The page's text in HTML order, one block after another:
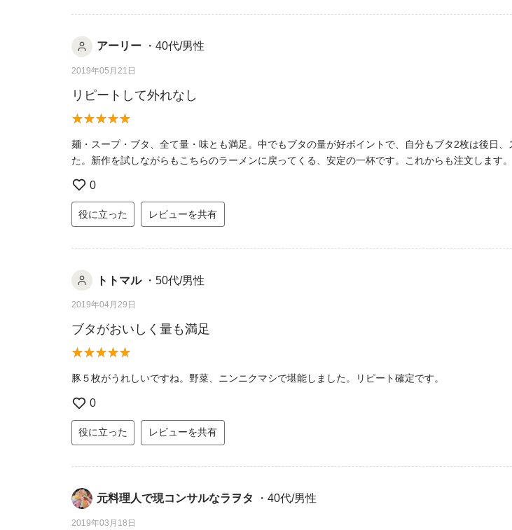
アーリー ・40代/男性
2019年05月21日
リピートして外れなし
麺・スープ・ブタ、全て量・味とも満足。中でもブタの量が好ポイントで、自分もブタ2枚は後日
た。新作を試しながらもこちらのラーメンに戻ってくる、安定の一杯です。これからも注文します。
0
役に立った レビューを共有
トトマル ・50代/男性
2019年04月29日
ブタがおいしく量も満足
豚５枚がうれしいですね。野菜、ニンニクマシで堪能しました。リピート確定です。
0
役に立った レビューを共有
元料理人で現コンサルなラヲタ ・40代/男性
2019年03月18日